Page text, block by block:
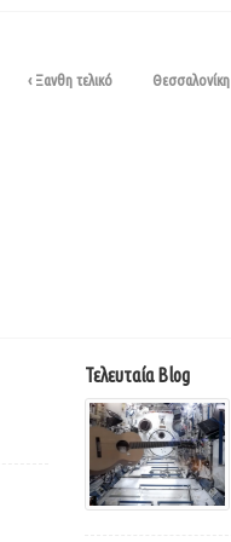
‹ Ξανθη τελικό Θεσσαλονίκη
Τελευταία Blog